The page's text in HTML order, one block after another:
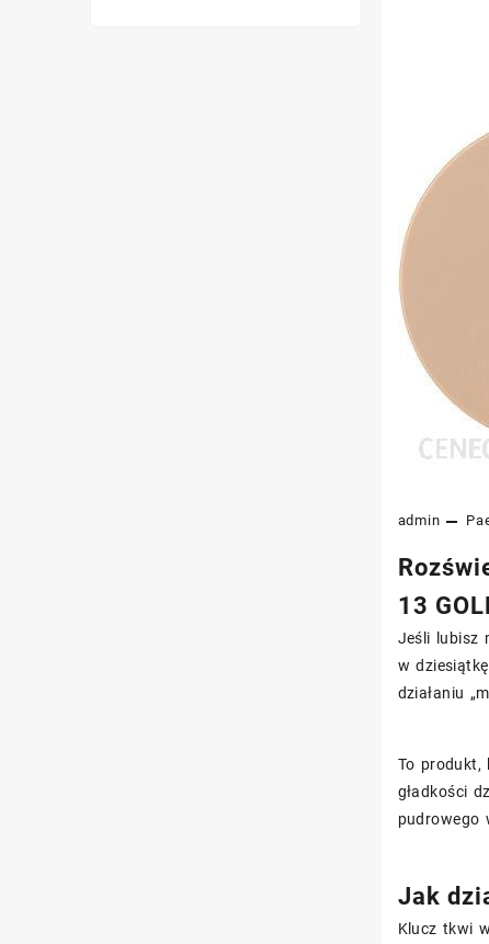
admin
13
Jeśli lubisz
w
działaniu
To produkt,
gładkości
pudrowego
Jak
Klucz tkwi